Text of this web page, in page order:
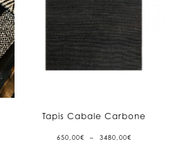
Tapis Cabale Carbone
650,00€ – 3480,00€PLAGE
DE